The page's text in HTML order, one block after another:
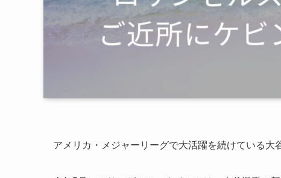
アメリカ・メジャーリーグで大活躍を続けている大